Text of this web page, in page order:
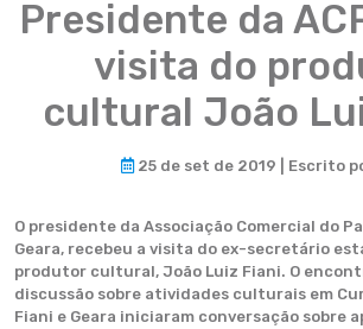
Presidente da
visita do
cultural João
25 de set de 2019 | Escrito
O presidente da Associação Comercial do
Geara, recebeu a visita do ex-secretário
produtor cultural, João Luiz Fiani. O
discussão sobre atividades culturais em
Fiani e Geara iniciaram conversação sobre